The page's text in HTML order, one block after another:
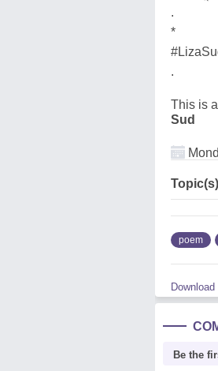
.
*
.
This is
Sud
poem
Be the